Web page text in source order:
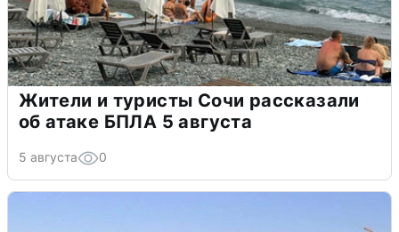
Жители и туристы Сочи рассказали
об атаке БПЛА 5 августа
5 августа 0